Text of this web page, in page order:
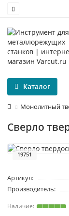
Каталог
Монолитный
Сверло
19751
Артикул:
Производитель: